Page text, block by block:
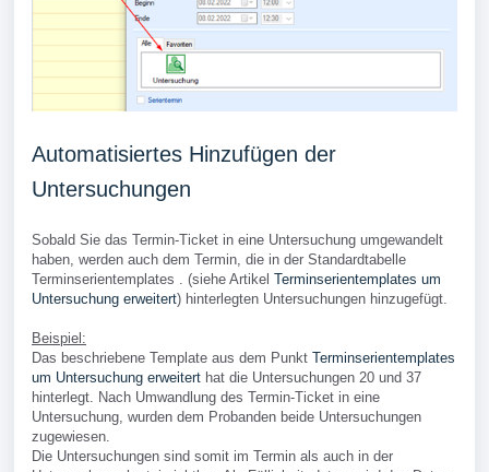
Automatisiertes Hinzufügen der
Untersuchungen
Sobald Sie das Termin-Ticket in eine Untersuchung umgewandelt
haben, werden auch dem Termin, die in der Standardtabelle
Terminserientemplates . (siehe Artikel Terminserientemplates um
Untersuchung erweitert) hinterlegten Untersuchungen hinzugefügt.
Beispiel:
Das beschriebene Template aus dem Punkt Terminserientemplates
um Untersuchung erweitert hat die Untersuchungen 20 und 37
hinterlegt. Nach Umwandlung des Termin-Ticket in eine
Untersuchung, wurden dem Probanden beide Untersuchungen
zugewiesen.
Die Untersuchungen sind somit im Termin als auch in der